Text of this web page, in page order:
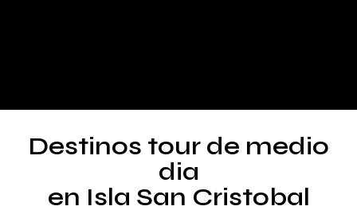
Destinos tour de medio
dia
en Isla San Cristobal